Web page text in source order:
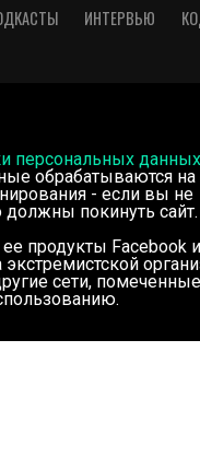
ИНТЕРВЬЮ
персональных данных
обрабатываются на
- если вы не
должны покинуть сайт.
продукты Facebook и
экстремистской
сети,